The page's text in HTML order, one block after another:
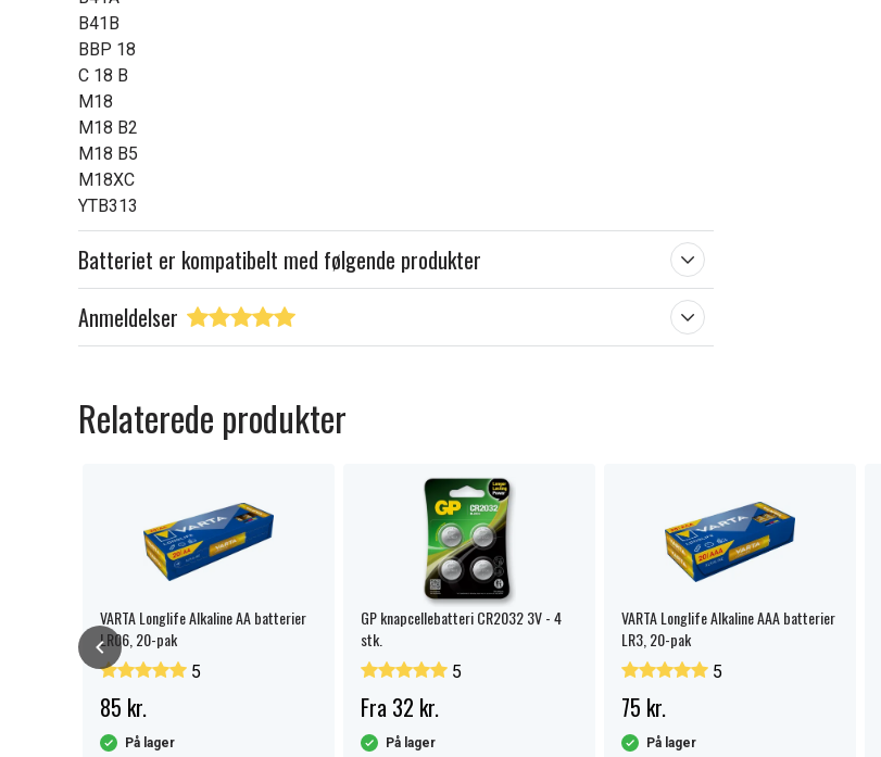
B41B
BBP 18
C 18 B
M18
M18 B2
M18 B5
M18XC
YTB313
Batteriet er kompatibelt med følgende produkter
Anmeldelser
Relaterede produkter
VARTA Longlife Alkaline AA batterier
LR06, 20-pak
5
85 kr.
På lager
GP knapcellebatteri CR2032 3V - 4
stk.
5
Fra 32 kr.
På lager
VARTA Longlife Alkaline AAA batterier
LR3, 20-pak
5
75 kr.
På lager